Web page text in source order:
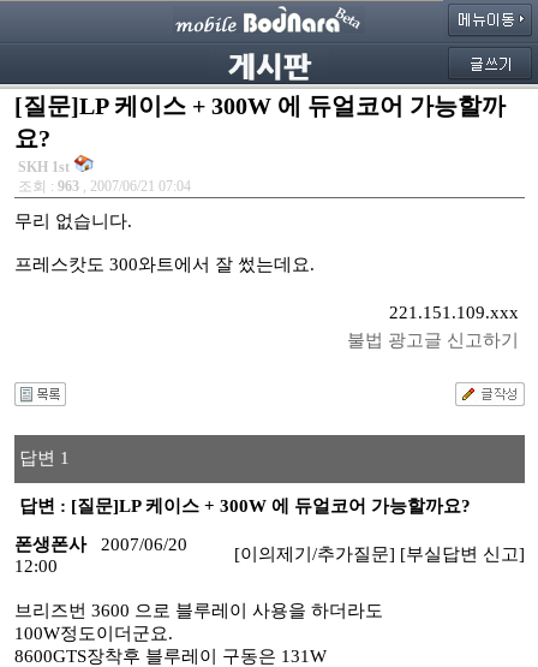
[질문]LP 케이스 + 300W 에 듀얼코어 가능할까
요?
SKH 1st
조회 : 963 , 2007/06/21 07:04
무리 없습니다.
프레스캇도 300와트에서 잘 썼는데요.
221.151.109.xxx
불법 광고글 신고하기
답변 1
답변 : [질문]LP 케이스 + 300W 에 듀얼코어 가능할까요?
폰생폰사
2007/06/20
12:00
[이의제기/추가질문] [부실답변 신고]
브리즈번 3600 으로 블루레이 사용을 하더라도
100W정도이더군요.
8600GTS장착후 블루레이 구동은 131W